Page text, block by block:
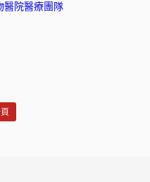
醫院醫療團隊